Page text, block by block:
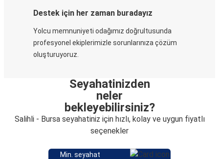
Destek için her zaman buradayız
Yolcu memnuniyeti odağımız doğrultusunda
profesyonel ekiplerimizle sorunlarınıza çözüm
oluşturuyoruz.
Seyahatinizden
neler
bekleyebilirsiniz?
Salihli - Bursa seyahatiniz için hızlı, kolay ve uygun fiyatlı
seçenekler
Min. seyahat